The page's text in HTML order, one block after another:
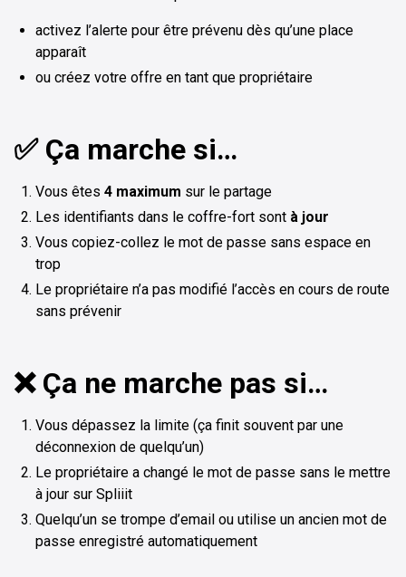
activez l’alerte pour être prévenu dès qu’une place
apparaît
ou créez votre offre en tant que propriétaire
✅ Ça marche si…
Vous êtes 4 maximum sur le partage
Les identifiants dans le coffre-fort sont à jour
Vous copiez-collez le mot de passe sans espace en
trop
Le propriétaire n’a pas modifié l’accès en cours de route
sans prévenir
❌ Ça ne marche pas si…
Vous dépassez la limite (ça finit souvent par une
déconnexion de quelqu’un)
Le propriétaire a changé le mot de passe sans le mettre
à jour sur Spliiit
Quelqu’un se trompe d’email ou utilise un ancien mot de
passe enregistré automatiquement